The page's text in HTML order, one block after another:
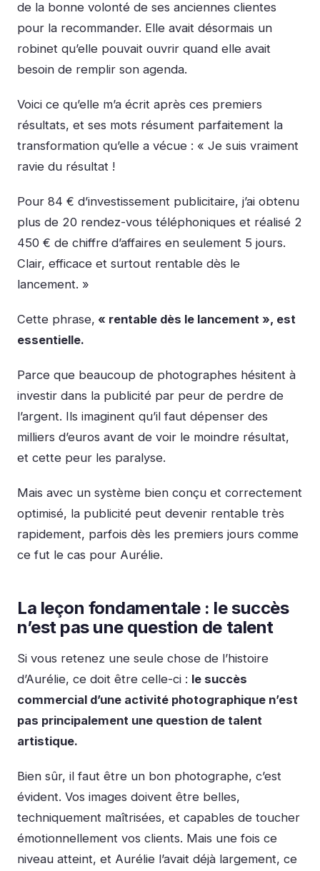
de la bonne volonté de ses anciennes clientes
pour la recommander. Elle avait désormais un
robinet qu’elle pouvait ouvrir quand elle avait
besoin de remplir son agenda.
Voici ce qu’elle m’a écrit après ces premiers
résultats, et ses mots résument parfaitement la
transformation qu’elle a vécue : « Je suis vraiment
ravie du résultat !
Pour 84 € d’investissement publicitaire, j’ai obtenu
plus de 20 rendez-vous téléphoniques et réalisé 2
450 € de chiffre d’affaires en seulement 5 jours.
Clair, efficace et surtout rentable dès le
lancement. »
Cette phrase, « rentable dès le lancement », est
essentielle.
Parce que beaucoup de photographes hésitent à
investir dans la publicité par peur de perdre de
l’argent. Ils imaginent qu’il faut dépenser des
milliers d’euros avant de voir le moindre résultat,
et cette peur les paralyse.
Mais avec un système bien conçu et correctement
optimisé, la publicité peut devenir rentable très
rapidement, parfois dès les premiers jours comme
ce fut le cas pour Aurélie.
La leçon fondamentale : le succès
n’est pas une question de talent
Si vous retenez une seule chose de l’histoire
d’Aurélie, ce doit être celle-ci : le succès
commercial d’une activité photographique n’est
pas principalement une question de talent
artistique.
Bien sûr, il faut être un bon photographe, c’est
évident. Vos images doivent être belles,
techniquement maîtrisées, et capables de toucher
émotionnellement vos clients. Mais une fois ce
niveau atteint, et Aurélie l’avait déjà largement, ce